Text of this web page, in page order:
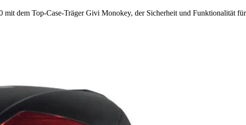
dem Top-Case-Träger Givi Monokey, der Sicherheit und Funktionalität